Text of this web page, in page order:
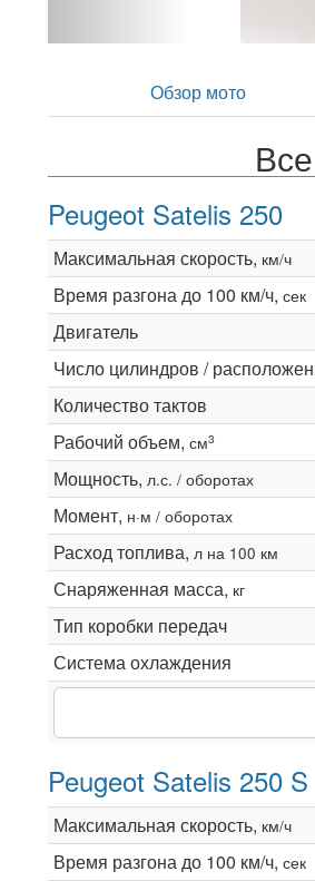
Обзор мото
Peugeot Satelis 250
Максимальная скорость, км/ч
Время разгона до 100 км/ч, сек
Двигатель
Число цилиндров /
Количество тактов
Рабочий объем, см3
Мощность, л.с. / оборотах
Момент, н·м / оборотах
Расход топлива, л на 100 км
Снаряженная масса, кг
Тип коробки передач
Система охлаждения
Peugeot Satelis 250 S
Максимальная скорость, км/ч
Время разгона до 100 км/ч, сек